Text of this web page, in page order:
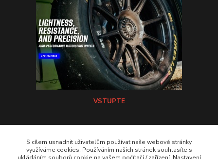
VSTUPTE
S cílem usnadnit uživatelům používat naše webové stránky
využíváme cookies. Používáním našich stránek souhlasíte s